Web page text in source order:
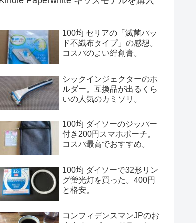
100均 セリアの「滅菌パッ
ド不織布タイプ」の感想。
コスパのよい絆創膏。
シックインジェクターのホ
ルダー。互換品が出るくら
いの人気のカミソリ。
100均 ダイソーのジッパー
付き200円スマホポーチ。
コスパ最高でおすすめ。
100均 ダイソーで32形リン
グ蛍光灯を買った。400円
と格安。
コンフィデンスマンJPのお